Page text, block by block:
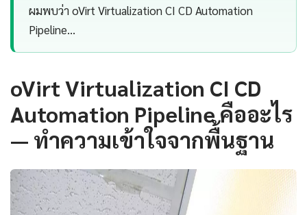
ผมพบว่า oVirt Virtualization CI CD Automation
Pipeline…
oVirt Virtualization CI CD
Automation Pipeline คืออะไร
— ทำความเข้าใจจากพื้นฐาน